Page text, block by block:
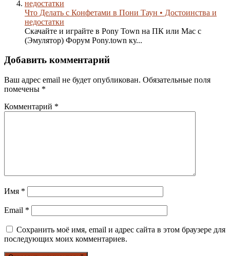
Что Делать с Конфетами в Пони Таун • Достоинства и
недостатки
Скачайте и играйте в Pony Town на ПК или Mac с
(Эмулятор) Форум Pony.town ку...
Добавить комментарий
Ваш адрес email не будет опубликован. Обязательные поля
помечены *
Комментарий *
Имя *
Email *
Сохранить моё имя, email и адрес сайта в этом браузере для
последующих моих комментариев.